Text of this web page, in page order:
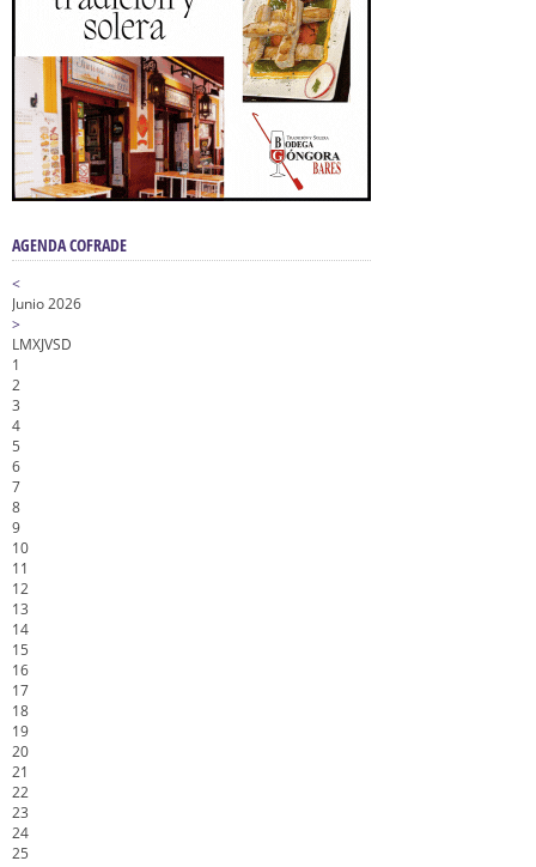
AGENDA COFRADE
<
Junio 2026
>
LMXJVSD
1
2
3
4
5
6
7
8
9
10
11
12
13
14
15
16
17
18
19
20
21
22
23
24
25